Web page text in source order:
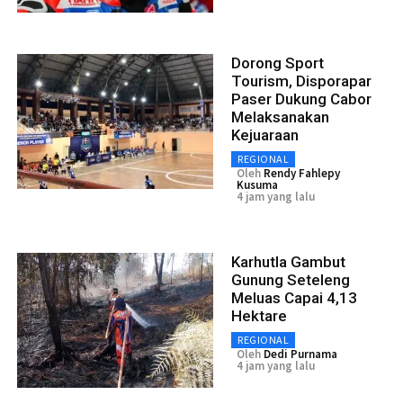
Dorong Sport
Tourism, Disporapar
Paser Dukung Cabor
Melaksanakan
Kejuaraan
REGIONAL
Oleh Rendy Fahlepy
Kusuma
4 jam yang lalu
Karhutla Gambut
Gunung Seteleng
Meluas Capai 4,13
Hektare
REGIONAL
Oleh Dedi Purnama
4 jam yang lalu